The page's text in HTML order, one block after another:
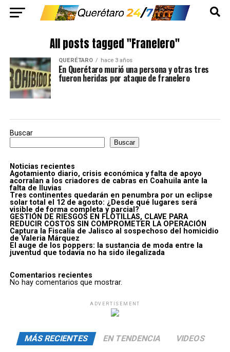
All posts tagged "Franelero"
QUERÉTARO hace 3 años
En Querétaro murió una persona y otras tres
fueron heridas por ataque de franelero
Buscar
Buscar
Noticias recientes
Agotamiento diario, crisis económica y falta de apoyo
acorralan a los criadores de cabras en Coahuila ante la
falta de lluvias
Tres continentes quedarán en penumbra por un eclipse
solar total el 12 de agosto: ¿Desde qué lugares será
visible de forma completa y parcial?
GESTIÓN DE RIESGOS EN FLOTILLAS, CLAVE PARA
REDUCIR COSTOS SIN COMPROMETER LA OPERACIÓN
Captura la Fiscalía de Jalisco al sospechoso del homicidio
de Valeria Márquez
El auge de los poppers: la sustancia de moda entre la
juventud que todavía no ha sido ilegalizada
Comentarios recientes
No hay comentarios que mostrar.
ADVERTISEMENT
MÁS RECIENTES EN TENDENCIA VIDEOS